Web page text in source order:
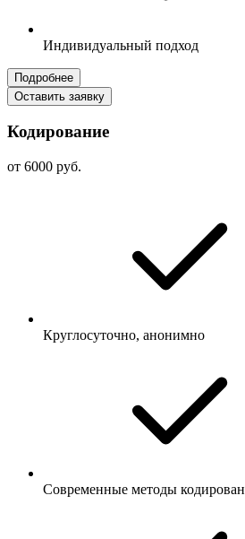
Индивидуальный подход
Подробнее
Оставить заявку
Кодирование
от 6000 руб.
Круглосуточно, анонимно
Современные методы